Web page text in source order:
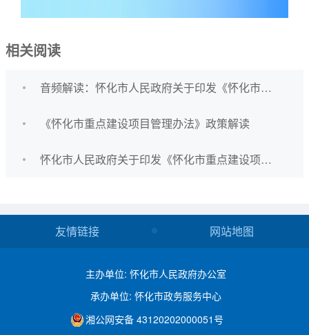
相关阅读
音频解读：怀化市人民政府关于印发《怀化市重点建设项目管理办法》的通知
《怀化市重点建设项目管理办法》政策解读
怀化市人民政府关于印发《怀化市重点建设项目管理办法》的通知
友情链接 网站地图
主办单位: 怀化市人民政府办公室
承办单位: 怀化市政务服务中心
湘公网安备 43120202000051号